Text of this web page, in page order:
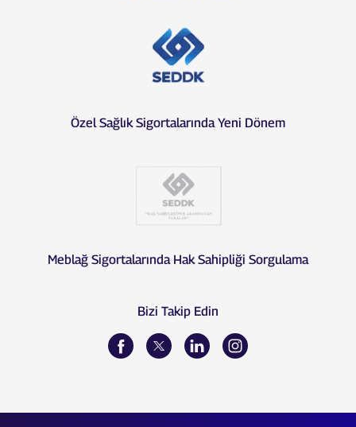
Özel Sağlık Sigortalarında Yeni Dönem
Meblağ Sigortalarında Hak Sahipliği Sorgulama
Bizi Takip Edin